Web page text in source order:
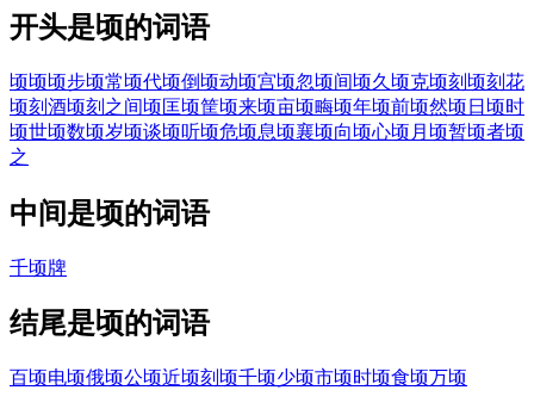
开头是顷的词语
顷顷顷步顷常顷代顷倒顷动顷宫顷忽顷间顷久 顷克顷刻 顷刻花
顷刻酒顷刻之间顷匡顷筐顷来顷亩顷畮顷年顷前顷然顷日 顷时
顷世顷数顷岁顷谈顷听顷危顷息顷襄顷向顷心顷月 顷暂顷者顷
之
中间是顷的词语
千顷牌
结尾是顷的词语
百顷电顷俄顷公顷近顷刻顷千顷少顷市顷时顷食顷万顷